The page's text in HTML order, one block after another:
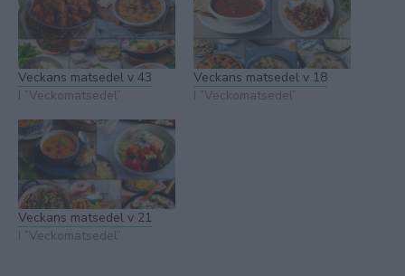
Veckans matsedel v 43
I ”Veckomatsedel”
Veckans matsedel v 18
I ”Veckomatsedel”
Veckans matsedel v 21
I ”Veckomatsedel”